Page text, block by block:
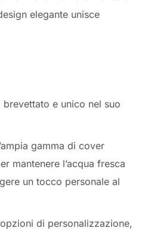
elegante unisce
e unico nel suo
gamma di cover
mantenere l’acqua fresca
un tocco personale al
di personalizzazione,